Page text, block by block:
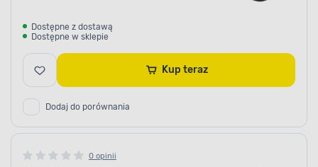
Dostępne z dostawą
Dostępne w sklepie
Kup teraz
Dodaj do porównania
0 opinii